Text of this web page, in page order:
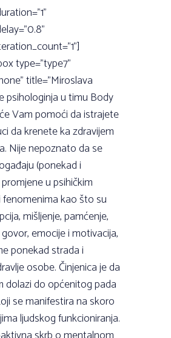
type=”type7”
title=”Miroslava
psihologinja u timu Body
Vam pomoći da istrajete
da krenete ka zdravijem
Nije nepoznato da se
(ponekad i
u psihičkim
fenomenima kao što su
mišljenje, pamćenje,
emocije i motivacija,
ponekad strada i
osobe. Činjenica je da
dolazi do općenitog pada
se manifestira na skoro
ljudskog funkcioniranja.